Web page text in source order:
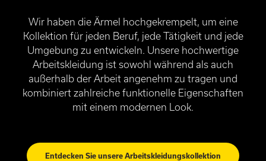
Wir haben die Ärmel hochgekrempelt, um eine
Kollektion für jeden Beruf, jede Tätigkeit und jede
Umgebung zu entwickeln. Unsere hochwertige
Arbeitskleidung ist sowohl während als auch
außerhalb der Arbeit angenehm zu tragen und
kombiniert zahlreiche funktionelle Eigenschaften
mit einem modernen Look.
Entdecken Sie unsere Arbeitskleidungskollektion